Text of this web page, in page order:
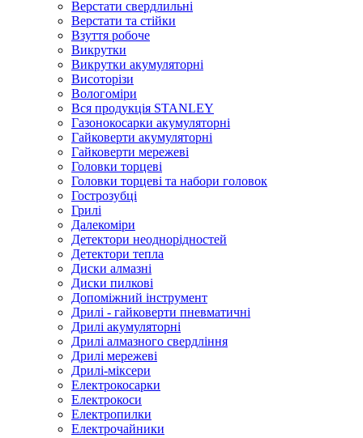
Верстати свердлильні
Верстати та стійки
Взуття робоче
Викрутки
Викрутки акумуляторні
Висоторізи
Вологоміри
Вся продукція STANLEY
Газонокосарки акумуляторні
Гайковерти акумуляторні
Гайковерти мережеві
Головки торцеві
Головки торцеві та набори головок
Гострозубці
Грилі
Далекоміри
Детектори неоднорідностей
Детектори тепла
Диски алмазні
Диски пилкові
Допоміжний інструмент
Дрилі - гайковерти пневматичні
Дрилі акумуляторні
Дрилі алмазного свердління
Дрилі мережеві
Дрилі-міксери
Електрокосарки
Електрокоси
Електропилки
Електрочайники